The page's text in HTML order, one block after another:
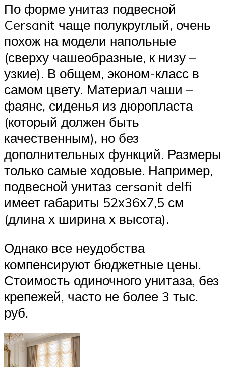
По форме унитаз подвесной
Cersanit чаще полукруглый, очень
похож на модели напольные
(сверху чашеобразные, к низу –
узкие). В общем, эконом-класс в
самом цвету. Материал чаши –
фаянс, сиденья из дюропласта
(который должен быть
качественным), но без
дополнительных функций. Размеры
только самые ходовые. Например,
подвесной унитаз cersanit delfi
имеет габариты 52х36х7,5 см
(длина х ширина х высота).
Однако все неудобства
компенсируют бюджетные цены.
Стоимость одиночного унитаза, без
крепежей, часто не более 3 тыс.
руб.